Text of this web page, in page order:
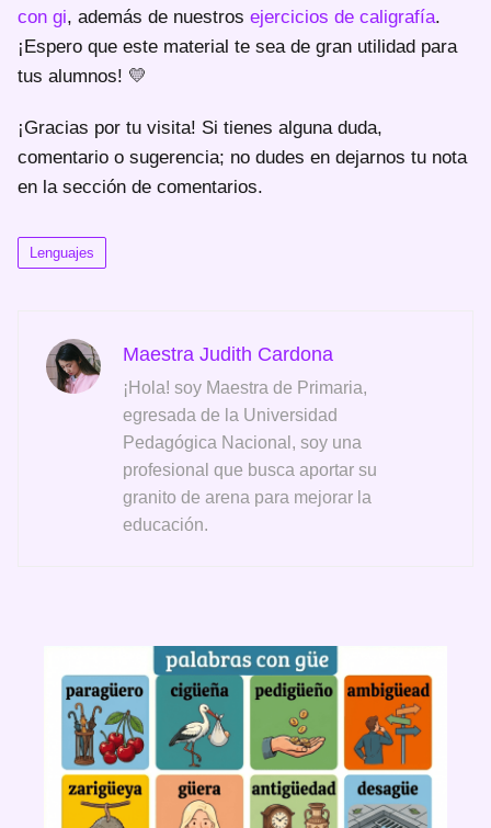
con gi, además de nuestros ejercicios de caligrafía.
¡Espero que este material te sea de gran utilidad para
tus alumnos! 💛
¡Gracias por tu visita! Si tienes alguna duda,
comentario o sugerencia; no dudes en dejarnos tu nota
en la sección de comentarios.
Lenguajes
Maestra Judith Cardona
¡Hola! soy Maestra de Primaria,
egresada de la Universidad
Pedagógica Nacional, soy una
profesional que busca aportar su
granito de arena para mejorar la
educación.